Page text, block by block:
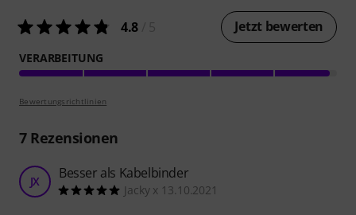
4.8 Jetzt bewerten
VERARBEITUNG
Bewertungsrichtlinien
7Rezensionen
JX Besser als Kabelbinder
Jacky x 13.10.2021